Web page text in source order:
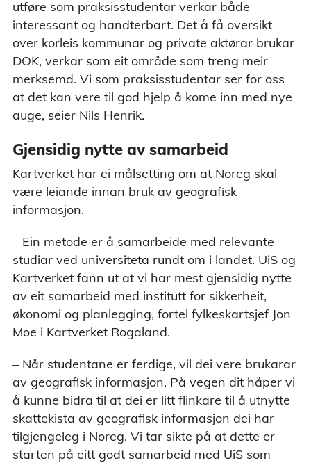
utføre som praksisstudentar verkar både
interessant og handterbart. Det å få oversikt
over korleis kommunar og private aktørar brukar
DOK, verkar som eit område som treng meir
merksemd. Vi som praksisstudentar ser for oss
at det kan vere til god hjelp å kome inn med nye
auge, seier Nils Henrik.
Gjensidig nytte av samarbeid
Kartverket har ei målsetting om at Noreg skal
være leiande innan bruk av geografisk
informasjon.
– Ein metode er å samarbeide med relevante
studiar ved universiteta rundt om i landet. UiS og
Kartverket fann ut at vi har mest gjensidig nytte
av eit samarbeid med institutt for sikkerheit,
økonomi og planlegging, fortel fylkeskartsjef Jon
Moe i Kartverket Rogaland.
– Når studentane er ferdige, vil dei vere brukarar
av geografisk informasjon. På vegen dit håper vi
å kunne bidra til at dei er litt flinkare til å utnytte
skattekista av geografisk informasjon dei har
tilgjengeleg i Noreg. Vi tar sikte på at dette er
starten på eitt godt samarbeid med UiS som